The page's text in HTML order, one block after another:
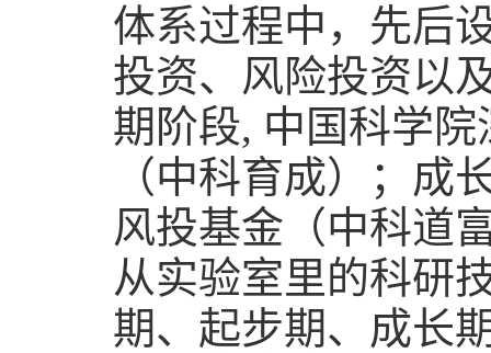
体系过程中，先后
投资、风险投资以
期阶段, 中国科学
（中科育成）；成
风投基金（中科道
从实验室里的科研
期、起步期、成长